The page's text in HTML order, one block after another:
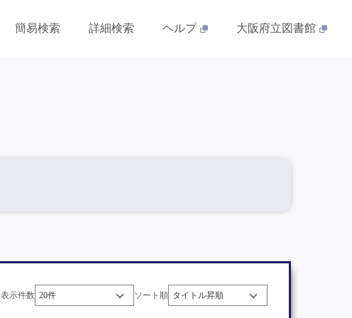
簡易検索 詳細検索 ヘルプ 大阪府立図書館
表示件数 ソート順